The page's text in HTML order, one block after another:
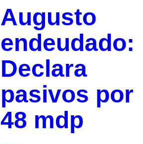
Augusto
endeudado:
Declara
pasivos por
48 mdp